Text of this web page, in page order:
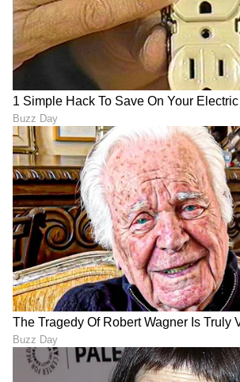
8
ಅದು ಭಾರತನೆ ಬಕ್ರ ಮಾಡಿದ ತಲೆ.... ಅಲ್ಲಿ
ಡ್ರೋನ್ ಗೆ ಹೆಸರು ಬರೋಲ್ಲ ಅನ್ನೋ
ದೇಶವನ್ನೇ ಬಕ್ರ ಮಾಡಿದವನಿಗೆ ಈ
ಒಂದು ಲೆಕ್ಕನ, ಇವನು ಎಲ್ಲರನ್ನೂ ಬಕ್ರ
ಹೇಳುತ್ತಿದ್ದಾರೆ.